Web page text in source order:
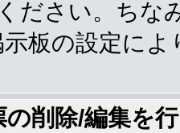
ださい。ちな
示板の設定に
の削除/編集を